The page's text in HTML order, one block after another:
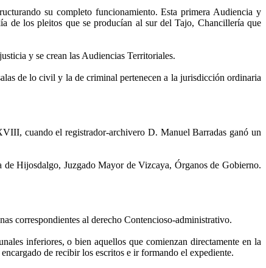
su completo funcionamiento. Esta primera Audiencia y
de los pleitos que se producían al sur del Tajo, Chancillería que
y se crean las Audiencias Territoriales.
de lo civil y la de criminal pertenecen a la jurisdicción ordinaria
cuando el registrador-archivero D. Manuel Barradas ganó un
Hijosdalgo, Juzgado Mayor de Vizcaya, Órganos de Gobierno.
correspondientes al derecho Contencioso-administrativo.
inferiores, o bien aquellos que comienzan directamente en la
de recibir los escritos e ir formando el expediente.